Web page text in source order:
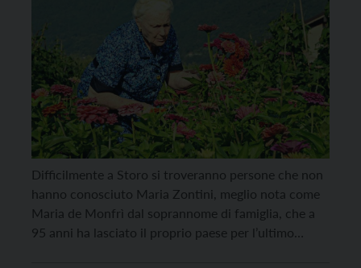
Difficilmente a Storo si troveranno persone che non
hanno conosciuto Maria Zontini, meglio nota come
Maria de Monfrì dal soprannome di famiglia, che a
95 anni ha lasciato il proprio paese per l’ultimo